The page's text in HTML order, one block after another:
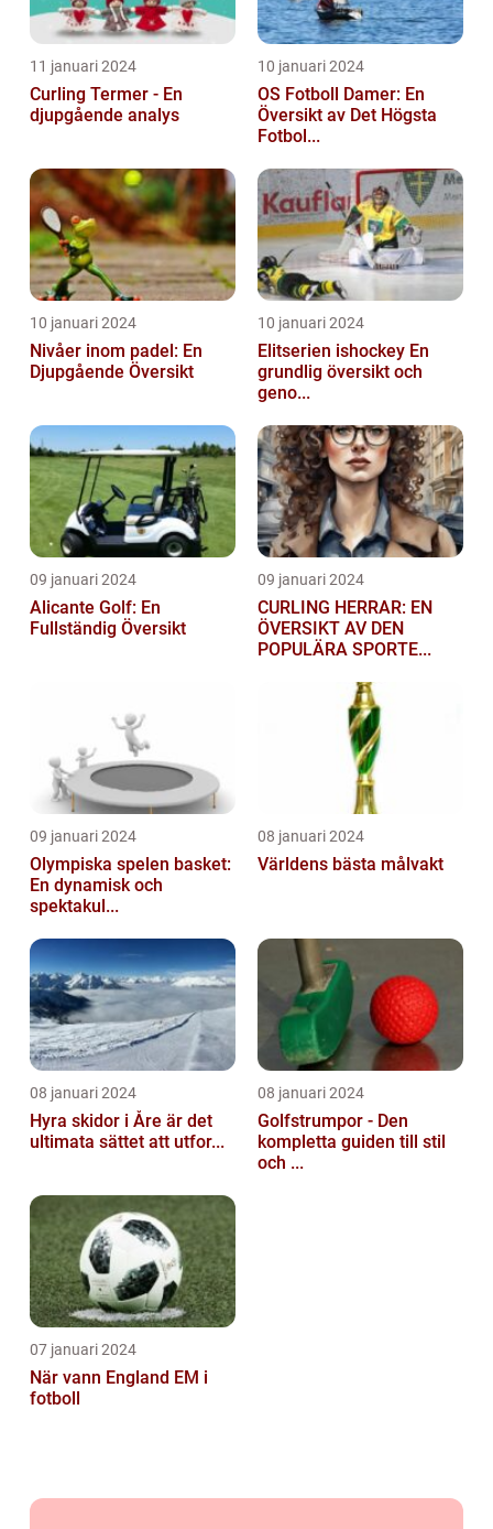
11 januari 2024
Curling Termer - En
djupgående analys
10 januari 2024
OS Fotboll Damer: En
Översikt av Det Högsta
Fotbol...
10 januari 2024
Nivåer inom padel: En
Djupgående Översikt
10 januari 2024
Elitserien ishockey En
grundlig översikt och
geno...
09 januari 2024
Alicante Golf: En
Fullständig Översikt
09 januari 2024
CURLING HERRAR: EN
ÖVERSIKT AV DEN
POPULÄRA SPORTE...
09 januari 2024
Olympiska spelen basket:
En dynamisk och
spektakul...
08 januari 2024
Världens bästa målvakt
08 januari 2024
Hyra skidor i Åre är det
ultimata sättet att utfor...
08 januari 2024
Golfstrumpor - Den
kompletta guiden till stil
och ...
07 januari 2024
När vann England EM i
fotboll